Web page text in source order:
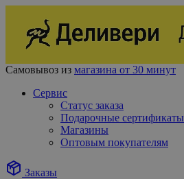
Самовывоз из магазина от 30 минут
Сервис
Статус заказа
Подарочные сертификаты
Магазины
Оптовым покупателям
Заказы